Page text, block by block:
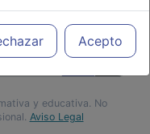
de los
y decidir, en
adecuado a lasAcepto
y educativa. No
Aviso Legal